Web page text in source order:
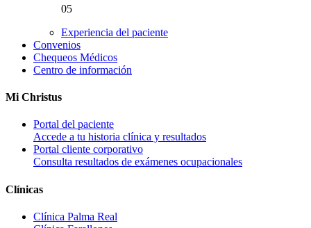
05
Experiencia del paciente
Convenios
Chequeos Médicos
Centro de información
Mi Christus
Portal del paciente
Accede a tu historia clínica y resultados
Portal cliente corporativo
Consulta resultados de exámenes ocupacionales
Clínicas
Clínica Palma Real